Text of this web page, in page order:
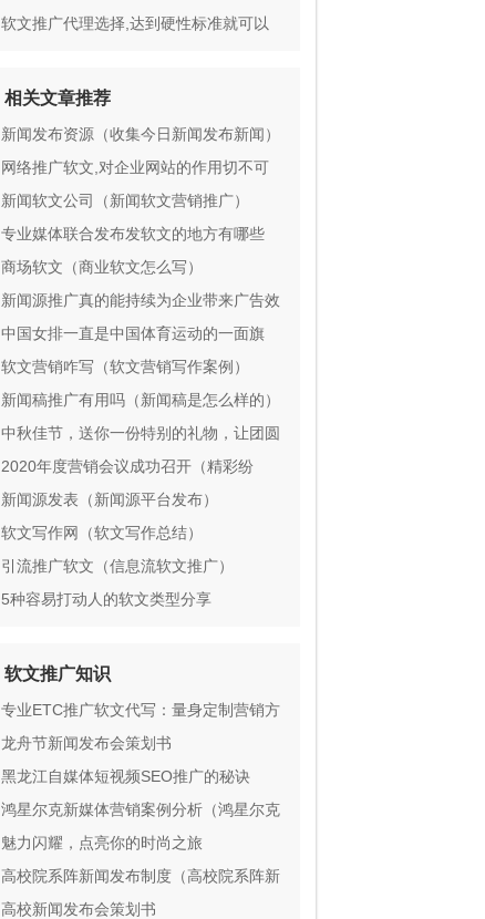
势？
软文推广代理选择,达到硬性标准就可以
相关文章推荐
新闻发布资源（收集今日新闻发布新闻）
网络推广软文,对企业网站的作用切不可
忽视
新闻软文公司（新闻软文营销推广）
专业媒体联合发布发软文的地方有哪些
（企业发软文的地方有哪些）
商场软文（商业软文怎么写）
新闻源推广真的能持续为企业带来广告效
益吗？
中国女排一直是中国体育运动的一面旗
帜，她们的精神力量永恒传承
软文营销咋写（软文营销写作案例）
新闻稿推广有用吗（新闻稿是怎么样的）
中秋佳节，送你一份特别的礼物，让团圆
更温馨
2020年度营销会议成功召开（精彩纷
呈）
新闻源发表（新闻源平台发布）
软文写作网（软文写作总结）
引流推广软文（信息流软文推广）
5种容易打动人的软文类型分享
软文推广知识
专业ETC推广软文代写：量身定制营销方
案，打造爆款产品！
龙舟节新闻发布会策划书
黑龙江自媒体短视频SEO推广的秘诀
鸿星尔克新媒体营销案例分析（鸿星尔克
新媒体营销案例分析）
魅力闪耀，点亮你的时尚之旅
高校院系阵新闻发布制度（高校院系阵新
闻发布制度：为何如此重要？）
高校新闻发布会策划书